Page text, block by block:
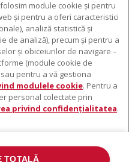
module cookie și pentru
și pentru a oferi caracteristici
analiză statistică și
de analiză), precum și pentru a
și obiceiurilor de navigare –
(module cookie de
pentru a vă gestiona
modulele cookie. Pentru a
personal colectate prin
privind confidențialitatea.
TOTALĂ